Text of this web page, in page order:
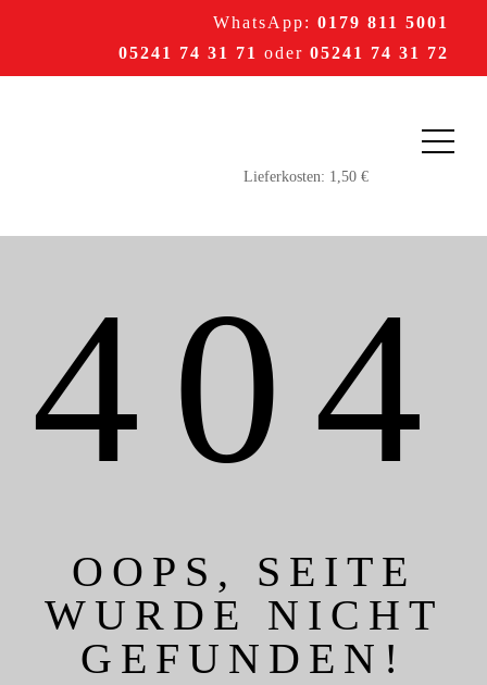
WhatsApp: 0179 811 5001
05241 74 31 71 oder 05241 74 31 72
404
OOPS, SEITE
WURDE NICHT
GEFUNDEN!